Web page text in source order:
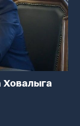
Ховалыга